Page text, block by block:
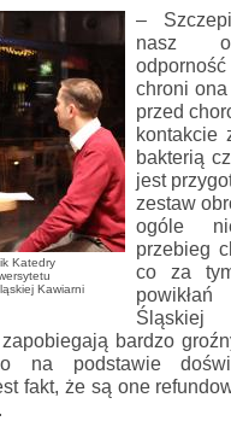
Katedry
Kawiarni
–
nasz
chroni
przed
kontakcie
bakterią
jest
zestaw
ogóle
przebieg
co za
Śląskiej
bardzo
na podstawie
fakt, że są one